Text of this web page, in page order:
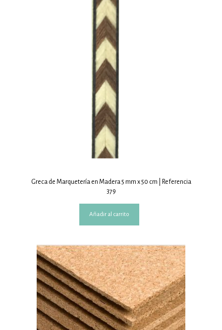
Greca de Marquetería en Madera 5 mm x 50 cm | Referencia
379
Añadir al carrito